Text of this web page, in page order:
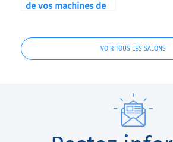
de vos machines de
financement
VOIR TOUS LES SALONS